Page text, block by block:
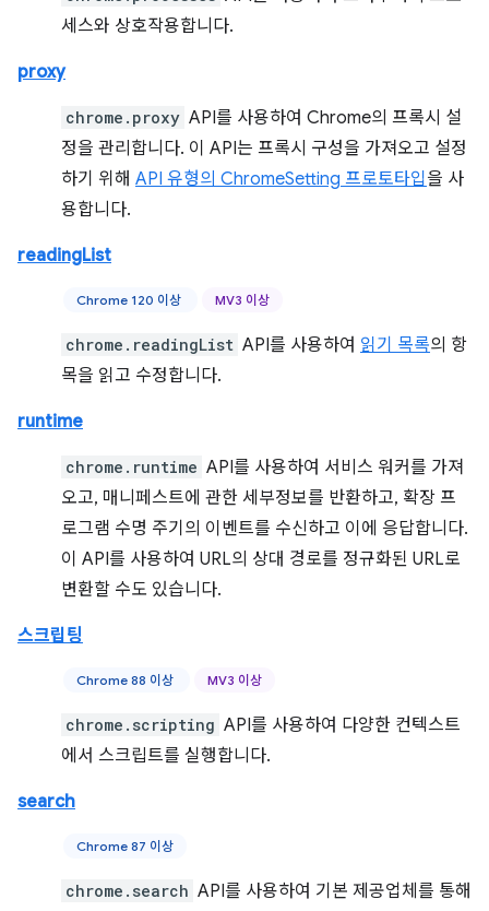
세스와 상호작용합니다.
proxy
chrome.proxy API를 사용하여 Chrome의 프록시 설
정을 관리합니다. 이 API는 프록시 구성을 가져오고 설정
하기 위해 API 유형의 ChromeSetting 프로토타입 을 사
용합니다.
readingList
Chrome 120 이상 MV3 이상
chrome.readingList API를 사용하여 읽기 목록의 항
목을 읽고 수정합니다.
runtime
chrome.runtime API를 사용하여 서비스 워커를 가져
오고, 매니페스트에 관한 세부정보를 반환하고, 확장 프
로그램 수명 주기의 이벤트를 수신하고 이에 응답합니다.
이 API를 사용하여 URL의 상대 경로를 정규화된 URL로
변환할 수도 있습니다.
스크립팅
Chrome 88 이상 MV3 이상
chrome.scripting API를 사용하여 다양한 컨텍스트
에서 스크립트를 실행합니다.
search
Chrome 87 이상
chrome.search API를 사용하여 기본 제공업체를 통해